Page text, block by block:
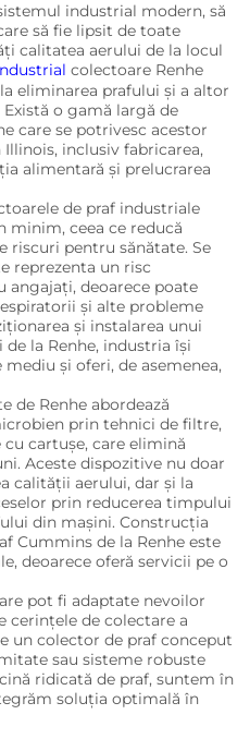
industrial modern, să
să fie lipsit de toate
calitatea aerului de la locul
colectoare Renhe
eliminarea prafului și a altor
o gamă largă de
care se potrivesc acestor
inclusiv fabricarea,
alimentară și prelucrarea
de praf industriale
minim, ceea ce reducă
riscuri pentru sănătate. Se
reprezenta un risc
angajați, deoarece poate
și alte probleme
și instalarea unui
la Renhe, industria își
și oferi, de asemenea,
de Renhe abordează
prin tehnici de filtre,
cartușe, care elimină
Aceste dispozitive nu doar
calității aerului, dar și la
prin reducerea timpului
din mașini. Construcția
Cummins de la Renhe este
deoarece oferă servicii pe o
pot fi adaptate nevoilor
cerințele de colectare a
un colector de praf conceput
sau sisteme robuste
ridicată de praf, suntem în
soluția optimală în